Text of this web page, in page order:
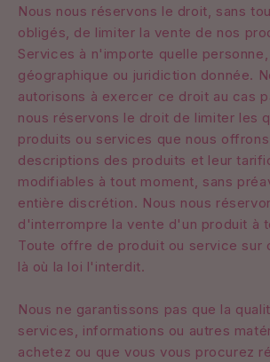
Nous nous réservons le droit, sans
obligés, de limiter la vente de nos
Services à n'importe quelle
géographique ou juridiction donnée.
autorisons à exercer ce droit au cas
nous réservons le droit de limiter les
produits ou services que nous
descriptions des produits et leur
modifiables à tout moment, sans
entière discrétion. Nous nous
d'interrompre la vente d'un produit à
Toute offre de produit ou service sur
là où la loi l'interdit.
Nous ne garantissons pas que la
services, informations ou autres
achetez ou que vous vous procurez